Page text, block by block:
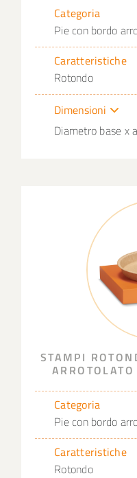
Categoria
Pie con bordo
Caratteristiche
Rotondo
Dimensioni
Diametro base x
STAMPI
Categoria
Pie con bordo
Caratteristiche
Rotondo